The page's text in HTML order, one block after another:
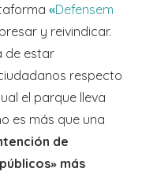
«Defensem
y reivindicar.
de estar
respecto
el parque lleva
es más que una
de
» más